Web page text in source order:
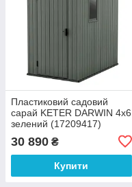
Пластиковий садовий
сарай KETER DARWIN 4х6
зелений (17209417)
30 890 ₴
Купити